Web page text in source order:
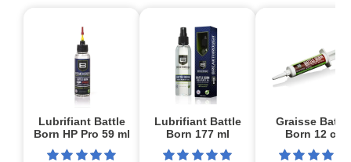
Lubrifiant Battle
Born HP Pro 59 ml
Lubrifiant Battle
Born 177 ml
Graisse Battle
Born 12 cc